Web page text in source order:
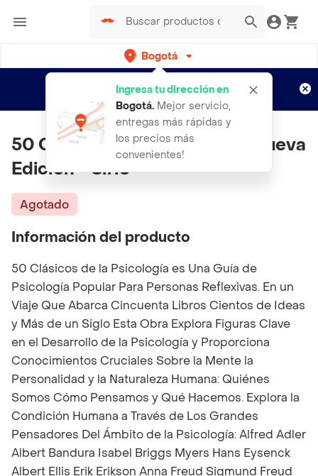
Bogotá
Ingresa tu dirección en
Bogotá. Mejor servicio,
entregas más rápidas y
los precios más
convenientes!
envíos gratis por semanas
Aplican TyC
50 Clásicos de la Psicología. Nueva
Edición - Sirio
Agotado
Información del producto
50 Clásicos de la Psicología es Una Guía de
Psicología Popular Para Personas Reflexivas. En un
Viaje Que Abarca Cincuenta Libros Cientos de Ideas
y Más de un Siglo Esta Obra Explora Figuras Clave
en el Desarrollo de la Psicología y Proporciona
Conocimientos Cruciales Sobre la Mente la
Personalidad y la Naturaleza Humana: Quiénes
Somos Cómo Pensamos y Qué Hacemos. Explora la
Condición Humana a Través de Los Grandes
Pensadores Del Ámbito de la Psicología: Alfred Adler
Albert Bandura Isabel Briggs Myers Hans Eysenck
Albert Ellis Erik Erikson Anna Freud Sigmund Freud